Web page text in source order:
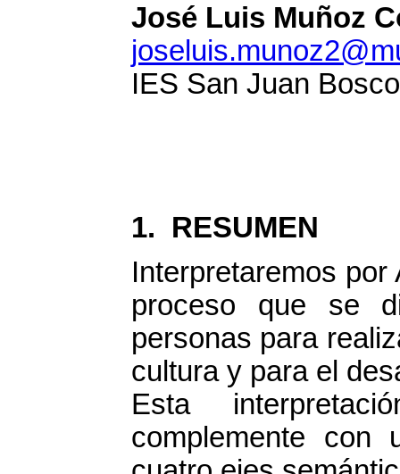
José Luis Muñoz
IES San Juan Bosco
1. RESUMEN
Interpretaremos
proceso que se
personas para
cultura y para el
Esta
complemente con